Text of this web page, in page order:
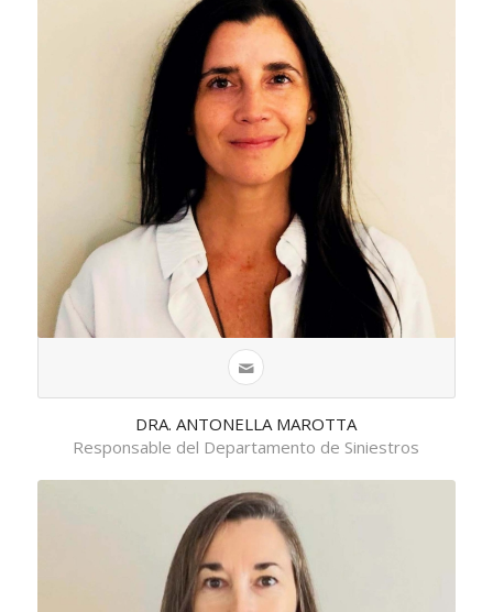
DRA. ANTONELLA MAROTTA
Responsable del Departamento de Siniestros